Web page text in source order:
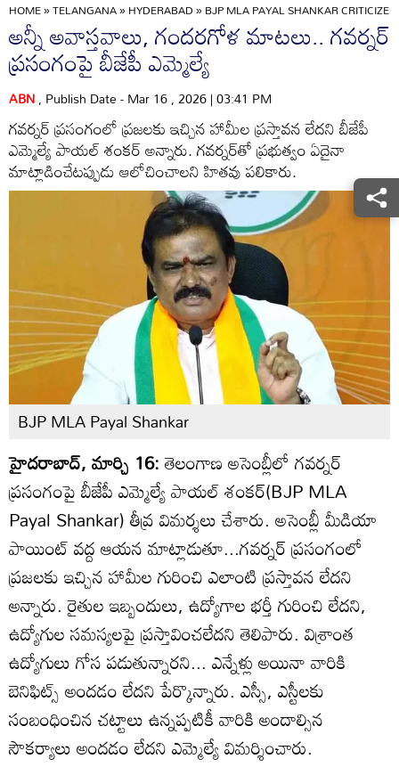
HOME»TELANGANA»HYDERABAD»BJP MLA PAYAL SHANKAR
అన్నీ అవాస్తవాలు, గందరగోళ మాటలు.. గవర్నర్
ప్రసంగంపై బీజేపీ ఎమ్మెల్యే
ABN, Publish Date - Mar 16 , 2026 | 03:41 PM
గవర్నర్ ప్రసంగంలో ప్రజలకు ఇచ్చిన హామీల ప్రస్తావన లేదని బీజేపీ
ఎమ్మెల్యే పాయల్ శంకర్ అన్నారు. గవర్నర్‌తో ప్రభుత్వం ఏదైనా
మాట్లాడించేటప్పుడు ఆలోచించాలని హితవు పలికారు.
BJP MLA Payal Shankar
హైదరాబాద్, మార్చి 16:తెలంగాణ అసెంబ్లీలో గవర్నర్
ప్రసంగంపై బీజేపీ ఎమ్మెల్యే పాయల్ శంకర్(BJP MLA
Payal Shankar) తీవ్ర విమర్శలు చేశారు. అసెంబ్లీ మీడియా
పాయింట్ వద్ద ఆయన మాట్లాడుతూ...గవర్నర్ ప్రసంగంలో
ప్రజలకు ఇచ్చిన హామీల గురించి ఎలాంటి ప్రస్తావన లేదని
అన్నారు. రైతుల ఇబ్బందులు, ఉద్యోగాల భర్తీ గురించి లేదని,
ఉద్యోగుల సమస్యలపై ప్రస్తావించలేదని తెలిపారు. విశ్రాంత
ఉద్యోగులు గోస పడుతున్నారని... ఎన్నేళ్లు అయినా వారికి
బెనిఫిట్స్ అందడం లేదని పేర్కొన్నారు. ఎస్సీ, ఎస్టీలకు
సంబంధించిన చట్టాలు ఉన్నప్పటికీ వారికి అందాల్సిన
సౌకర్యాలు అందడం లేదని ఎమ్మెల్యే విమర్శించారు.